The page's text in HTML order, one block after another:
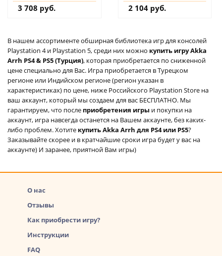
3 708 руб.
2 104 руб.
В нашем ассортименте обширная библиотека игр для консолей
Playstation 4 и Playstation 5, среди них можно купить игру Akka
Arrh PS4 & PS5 (Турция), которая приобретается по сниженной
цене специально для Вас. Игра приобретается в Турецком
регионе или Индийском регионе (регион указан в
характеристиках) по цене, ниже Российского Playstation Store на
ваш аккаунт, который мы создаем для вас БЕСПЛАТНО. Мы
гарантируем, что после приобретения игры и покупки на
аккаунт, игра навсегда останется на Вашем аккаунте, без каких-
либо проблем. Хотите купить Akka Arrh для PS4 или PS5?
Заказывайте скорее и в кратчайшие сроки игра будет у вас на
аккаунте) И заранее, приятной Вам игры)
О нас
Отзывы
Как приобрести игру?
Инструкции
FAQ